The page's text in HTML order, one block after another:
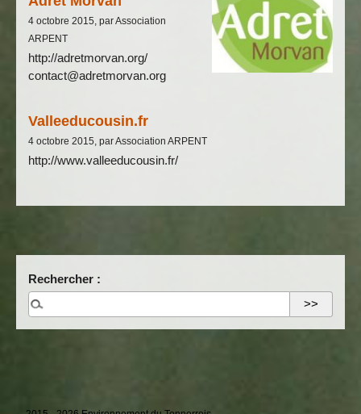
4 octobre 2015, par Association
ARPENT
http://adretmorvan.org/
contact@adretmorvan.org
Valleeducousin.fr
4 octobre 2015, par Association ARPENT
http://www.valleeducousin.fr/
Rechercher :